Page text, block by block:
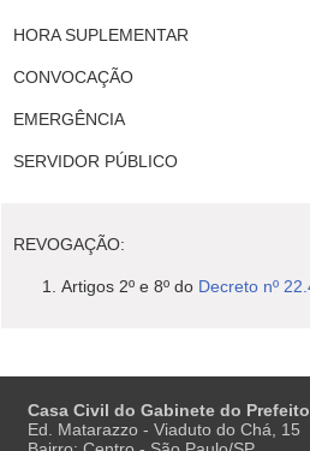
HORA SUPLEMENTAR
CONVOCAÇÃO
EMERGÊNCIA
SERVIDOR PÚBLICO
REVOGAÇÃO:
Artigos 2º e 8º do Decreto nº
Casa Civil do Gabinete do Prefeito
Ed. Matarazzo - Viaduto do Chá, 15